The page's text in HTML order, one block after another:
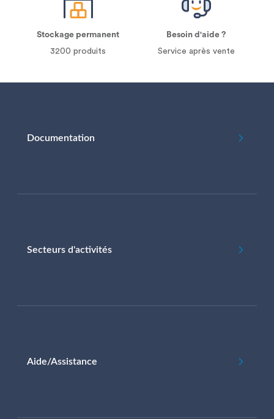
Stockage permanent
3200 produits
Besoin d'aide ?
Service après vente
Documentation
Secteurs d'activités
Aide/Assistance